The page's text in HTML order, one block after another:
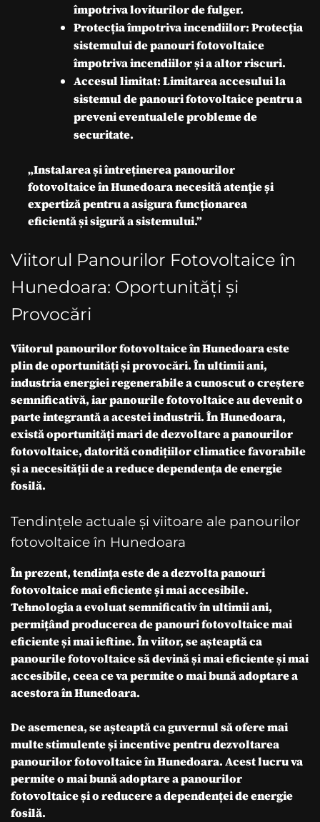
împotriva loviturilor de fulger.
Protecția împotriva incendiilor: Protecția
sistemului de panouri fotovoltaice
împotriva incendiilor și a altor riscuri.
Accesul limitat: Limitarea accesului la
sistemul de panouri fotovoltaice pentru a
preveni eventualele probleme de
securitate.
„Instalarea și întreținerea panourilor
fotovoltaice în Hunedoara necesită atenție și
expertiză pentru a asigura funcționarea
eficientă și sigură a sistemului.”
Viitorul Panourilor Fotovoltaice în
Hunedoara: Oportunități și
Provocări
Viitorul panourilor fotovoltaice în Hunedoara este
plin de oportunități și provocări. În ultimii ani,
industria energiei regenerabile a cunoscut o creștere
semnificativă, iar panourile fotovoltaice au devenit o
parte integrantă a acestei industrii. În Hunedoara,
există oportunități mari de dezvoltare a panourilor
fotovoltaice, datorită condițiilor climatice favorabile
și a necesității de a reduce dependența de energie
fosilă.
Tendințele actuale și viitoare ale panourilor
fotovoltaice în Hunedoara
În prezent, tendința este de a dezvolta panouri
fotovoltaice mai eficiente și mai accesibile.
Tehnologia a evoluat semnificativ în ultimii ani,
permițând producerea de panouri fotovoltaice mai
eficiente și mai ieftine. În viitor, se așteaptă ca
panourile fotovoltaice să devină și mai eficiente și mai
accesibile, ceea ce va permite o mai bună adoptare a
acestora în Hunedoara.
De asemenea, se așteaptă ca guvernul să ofere mai
multe stimulente și incentive pentru dezvoltarea
panourilor fotovoltaice în Hunedoara. Acest lucru va
permite o mai bună adoptare a panourilor
fotovoltaice și o reducere a dependenței de energie
fosilă.